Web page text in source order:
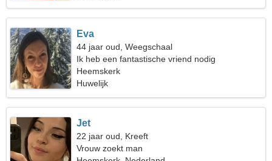
Eva
44 jaar oud, Weegschaal
Ik heb een fantastische vriend nodig
Heemskerk
Huwelijk
Jet
22 jaar oud, Kreeft
Vrouw zoekt man